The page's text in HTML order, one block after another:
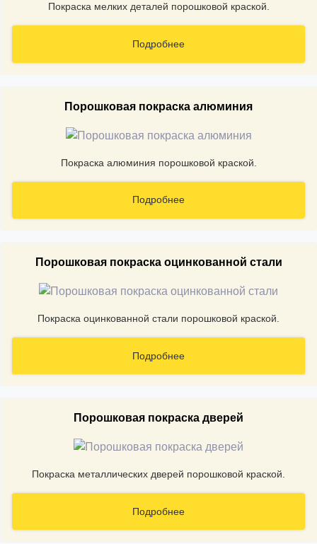
Покраска мелких деталей порошковой краской.
Подробнее
Порошковая покраска алюминия
Покраска алюминия порошковой краской.
Подробнее
Порошковая покраска оцинкованной стали
Покраска оцинкованной стали порошковой краской.
Подробнее
Порошковая покраска дверей
Покраска металлических дверей порошковой краской.
Подробнее